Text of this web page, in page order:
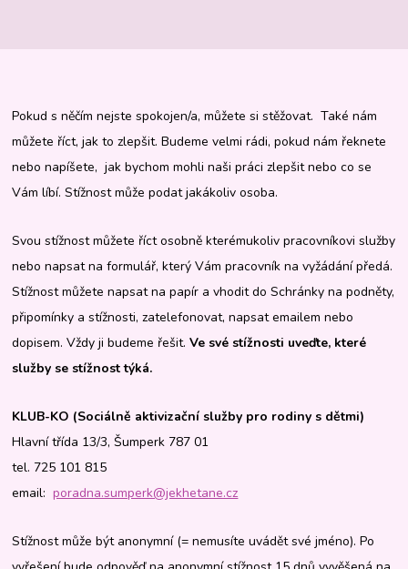
Pokud s něčím nejste spokojen/a, můžete si stěžovat. Také nám
můžete říct, jak to zlepšit. Budeme velmi rádi, pokud nám řeknete
nebo napíšete, jak bychom mohli naši práci zlepšit nebo co se
Vám líbí. Stížnost může podat jakákoliv osoba.
Svou stížnost můžete říct osobně kterémukoliv pracovníkovi služby
nebo napsat na formulář, který Vám pracovník na vyžádání předá.
Stížnost můžete napsat na papír a vhodit do Schránky na podněty,
připomínky a stížnosti, zatelefonovat, napsat emailem nebo
dopisem. Vždy ji budeme řešit.Ve své stížnosti uveďte, které
služby se stížnost týká.
KLUB-KO (Sociálně aktivizační služby pro rodiny s dětmi)
Hlavní třída 13/3, Šumperk 787 01
tel. 725 101 815
email:poradna.sumperk@jekhetane.cz
Stížnost může být anonymní (= nemusíte uvádět své jméno). Po